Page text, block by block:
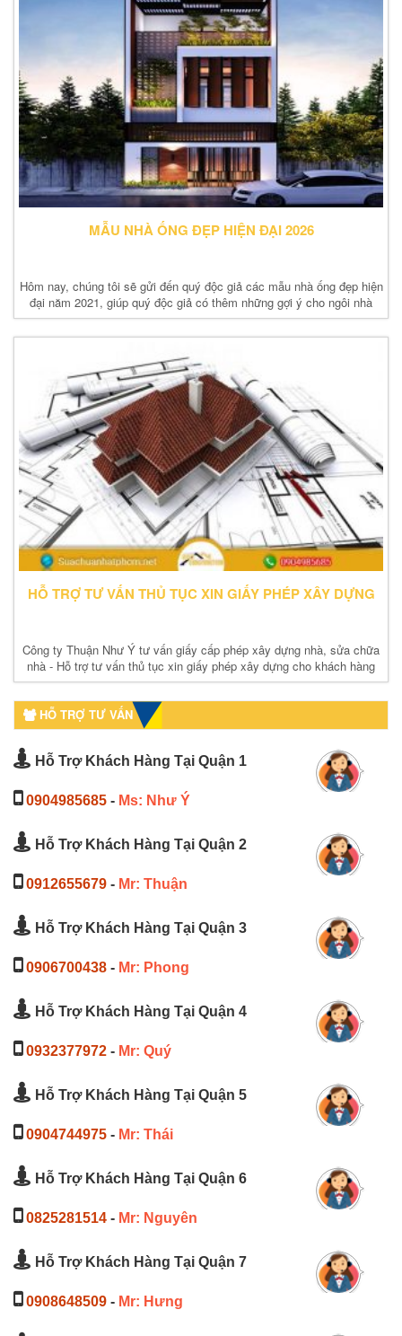
MẪU NHÀ ỐNG ĐẸP HIỆN ĐẠI 2026
Hôm nay, chúng tôi sẽ gửi đến quý độc giả các mẫu nhà ống đẹp hiện
đại năm 2021, giúp quý độc giả có thêm những gợi ý cho ngôi nhà
tương lai của mình.
HỖ TRỢ TƯ VẤN THỦ TỤC XIN GIẤY PHÉP XÂY DỰNG
Công ty Thuận Như Ý tư vấn giấy cấp phép xây dựng nhà, sửa chữa
nhà - Hỗ trợ tư vấn thủ tục xin giấy phép xây dựng cho khách hàng
miễn phí 24/24. Gọi ngay !
HỖ TRỢ TƯ VẤN
Hỗ Trợ Khách Hàng Tại Quận 1
0904985685 - Ms: Như Ý
Hỗ Trợ Khách Hàng Tại Quận 2
0912655679 - Mr: Thuận
Hỗ Trợ Khách Hàng Tại Quận 3
0906700438 - Mr: Phong
Hỗ Trợ Khách Hàng Tại Quận 4
0932377972 - Mr: Quý
Hỗ Trợ Khách Hàng Tại Quận 5
0904744975 - Mr: Thái
Hỗ Trợ Khách Hàng Tại Quận 6
0825281514 - Mr: Nguyên
Hỗ Trợ Khách Hàng Tại Quận 7
0908648509 - Mr: Hưng